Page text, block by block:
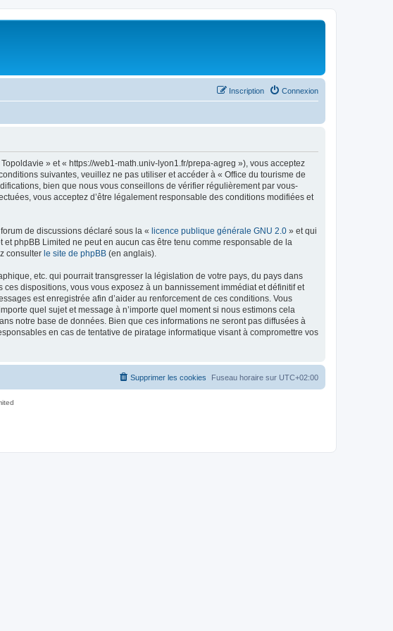
Connexion
Inscription
» et « https://web1-math.univ-lyon1.fr/prepa-agreg »), vous acceptez
suivantes, veuillez ne pas utiliser et accéder à « Office du tourisme de
bien que nous vous conseillons de vérifier régulièrement par vous-
vous acceptez d’être légalement responsable des conditions modifiées et
de discussions déclaré sous la « licence publique générale GNU 2.0 » et qui
phpBB Limited ne peut en aucun cas être tenu comme responsable de la
consulter le site de phpBB (en anglais).
etc. qui pourrait transgresser la législation de votre pays, du pays dans
dispositions, vous vous exposez à un bannissement immédiat et définitif et
est enregistrée afin d’aider au renforcement de ces conditions. Vous
quel sujet et message à n’importe quel moment si nous estimons cela
notre base de données. Bien que ces informations ne seront pas diffusées à
en cas de tentative de piratage informatique visant à compromettre vos
Fuseau horaire sur UTC+02:00
Supprimer les cookies